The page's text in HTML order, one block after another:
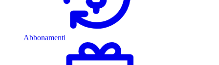
Abbonamenti